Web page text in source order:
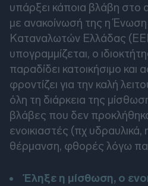
υπάρξει κάποια βλάβη στο
με ανακοίνωσή της η
Καταναλωτών Ελλάδας
υπογραμμίζεται, ο
παραδίδει κατοικήσιμο και
φροντίζει για την καλή
όλη τη διάρκεια της
βλάβες που δεν
ενοικιαστές (πχ υδραυλικά,
θέρμανση, φθορές λόγω
Έληξε η μίσθωση, ο